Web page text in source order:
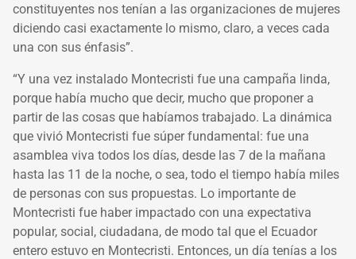
constituyentes nos tenían a las organizaciones de mujeres
diciendo casi exactamente lo mismo, claro, a veces cada
una con sus énfasis”.
“Y una vez instalado Montecristi fue una campaña linda,
porque había mucho que decir, mucho que proponer a
partir de las cosas que habíamos trabajado. La dinámica
que vivió Montecristi fue súper fundamental: fue una
asamblea viva todos los días, desde las 7 de la mañana
hasta las 11 de la noche, o sea, todo el tiempo había miles
de personas con sus propuestas. Lo importante de
Montecristi fue haber impactado con una expectativa
popular, social, ciudadana, de modo tal que el Ecuador
entero estuvo en Montecristi. Entonces, un día tenías a los